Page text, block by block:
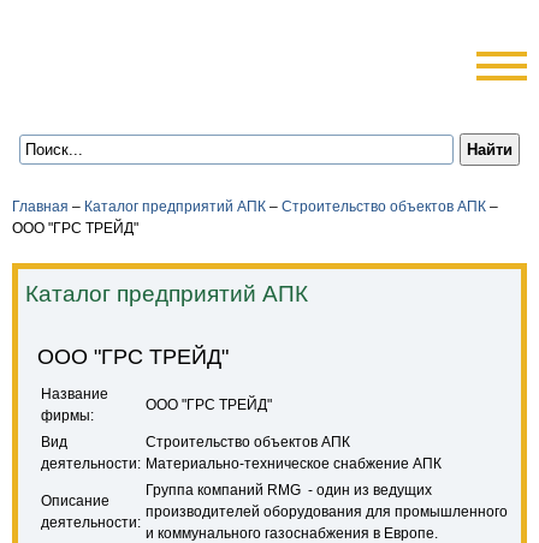
Главная – Каталог предприятий АПК – Строительство объектов АПК –
ООО "ГРС ТРЕЙД"
Каталог предприятий АПК
ООО "ГРС ТРЕЙД"
Название
фирмы:
ООО "ГРС ТРЕЙД"
Вид
деятельности:
Строительство объектов АПК
Материально-техническое снабжение АПК
Описание
деятельности:
Группа компаний RMG - один из ведущих
производителей оборудования для промышленного
и коммунального газоснабжения в Европе.